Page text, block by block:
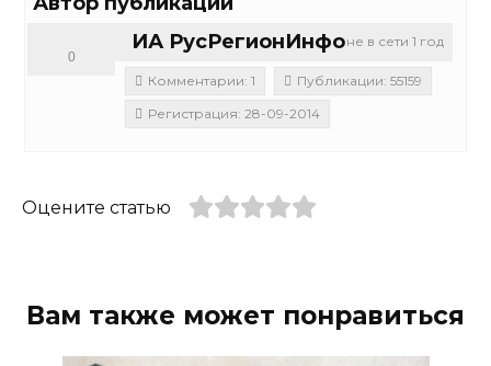
не в сети 1 год
ИА РусРегионИнфо
0
Комментарии: 1
Публикации: 55159
Регистрация: 28-09-2014
Оцените статью
Вам также может понравиться